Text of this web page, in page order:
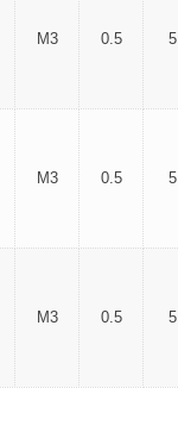
M3 0.5
M3 0.5
M3 0.5